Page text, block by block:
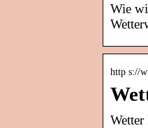
Wie
http s://